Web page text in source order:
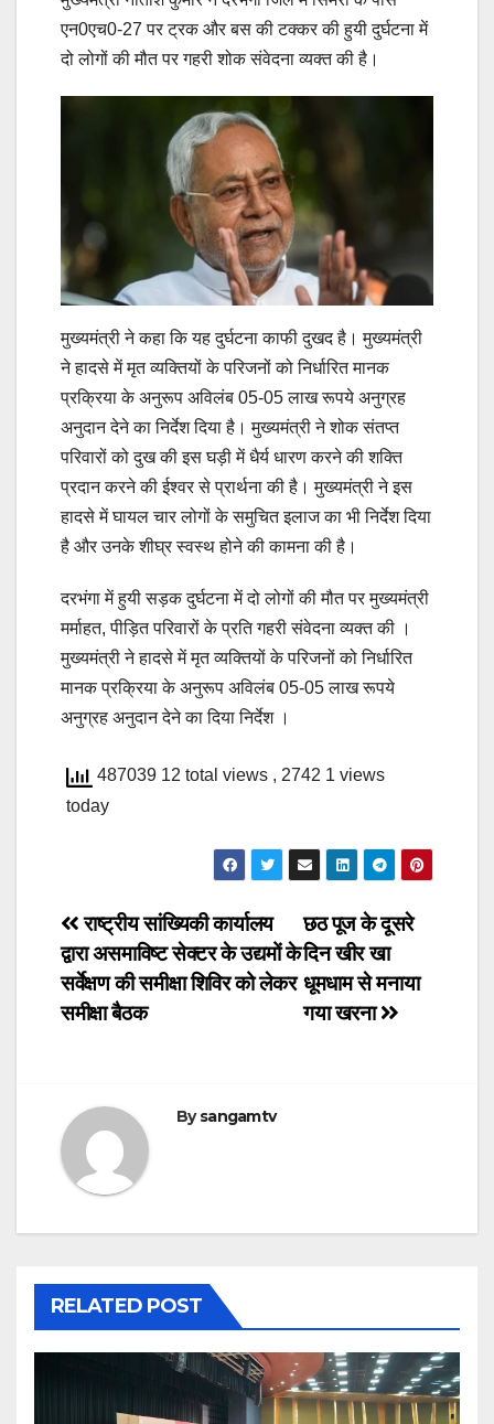
एन0एच0-27 पर ट्रक और बस की टक्कर की हुयी दुर्घटना में
दो लोगों की मौत पर गहरी शोक संवेदना व्यक्त की है।
मुख्यमंत्री ने कहा कि यह दुर्घटना काफी दुखद है। मुख्यमंत्री
ने हादसे में मृत व्यक्तियों के परिजनों को निर्धारित मानक
प्रक्रिया के अनुरूप अविलंब 05-05 लाख रूपये अनुग्रह
अनुदान देने का निर्देश दिया है। मुख्यमंत्री ने शोक संतप्त
परिवारों को दुख की इस घड़ी में धैर्य धारण करने की शक्ति
प्रदान करने की ईश्वर से प्रार्थना की है। मुख्यमंत्री ने इस
हादसे में घायल चार लोगों के समुचित इलाज का भी निर्देश दिया
है और उनके शीघ्र स्वस्थ होने की कामना की है।
दरभंगा में हुयी सड़क दुर्घटना में दो लोगों की मौत पर मुख्यमंत्री
मर्माहत, पीड़ित परिवारों के प्रति गहरी संवेदना व्यक्त की ।
मुख्यमंत्री ने हादसे में मृत व्यक्तियों के परिजनों को निर्धारित
मानक प्रक्रिया के अनुरूप अविलंब 05-05 लाख रूपये
अनुग्रह अनुदान देने का दिया निर्देश ।
487039 12 total views , 2742 1 views
today
Post
navigation
छठ पूज के दूसरे
दिन खीर खा
धूमधाम से मनाया
गया खरना
राष्ट्रीय सांख्यिकी कार्यालय
द्वारा असमाविष्ट सेक्टर के उद्यमों के
सर्वेक्षण की समीक्षा शिविर को लेकर
समीक्षा बैठक
Bysangamtv
RELATED POST